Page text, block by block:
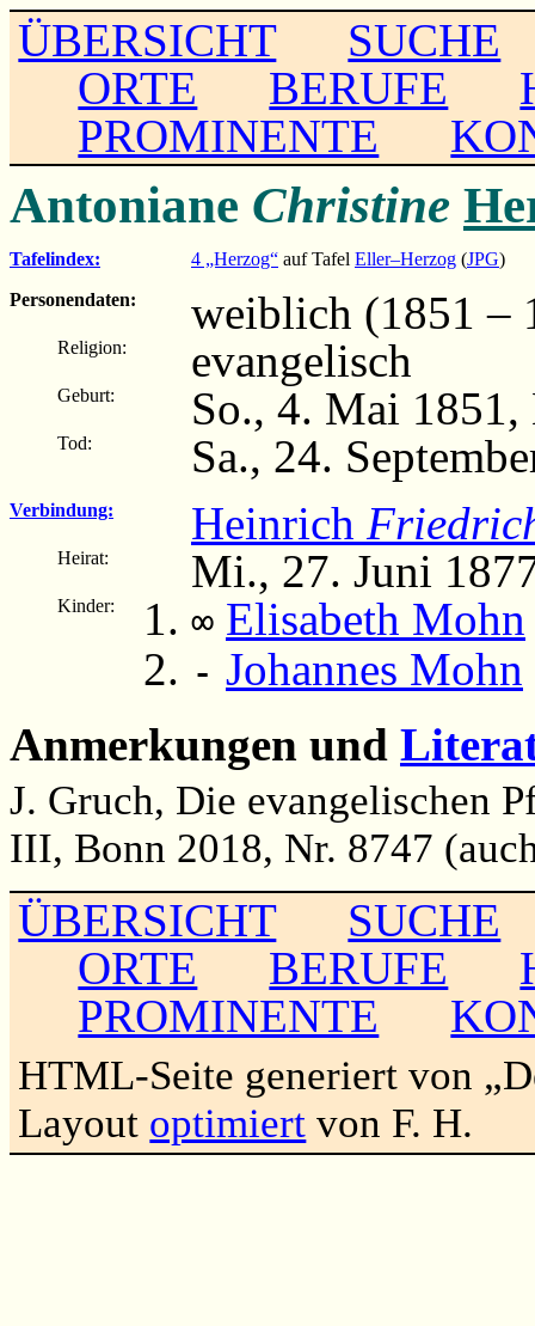
ÜBERSICHT
SUCHE
ORTE
BERUFE
PROMINENTE
Antoniane Christine
Tafelindex: 4 „Herzog“ auf Tafel Eller–Herzog (JPG)
Personendaten:
weiblich (1851 –
Religion: evangelisch
Geburt: So., 4. Mai 1851,
Tod: Sa., 24.
Verbindung: Heinrich
Heirat: Mi., 27. Juni
Kinder: ∞ Elisabeth Mohn
- Johannes Mohn
Anmerkungen und
J. Gruch, Die evangelischen
III, Bonn 2018, Nr. 8747
ÜBERSICHT
SUCHE
ORTE
BERUFE
PROMINENTE
HTML-Seite generiert von
Layout optimiert von F. H.